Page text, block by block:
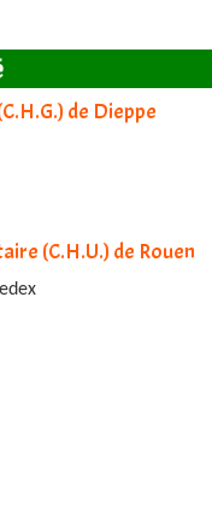
de Dieppe
(C.H.U.) de Rouen